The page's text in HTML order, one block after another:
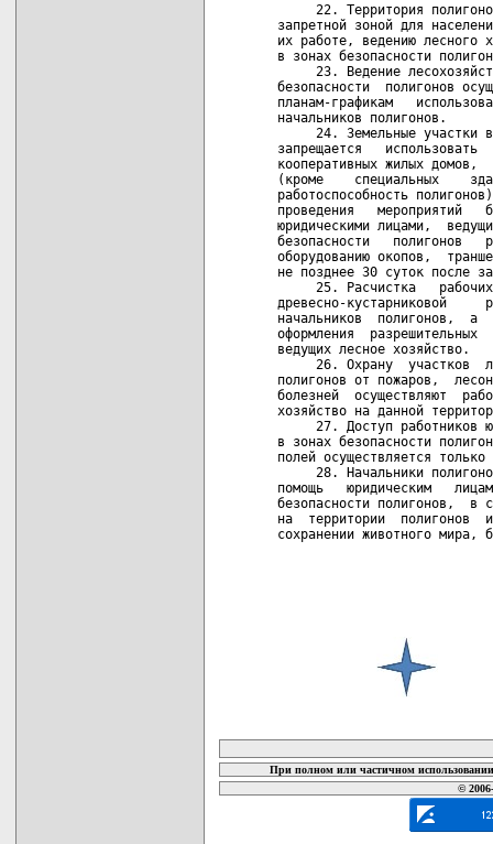
22. Территория
запретной зоной для
их работе, ведению лесного
в зонах безопасности
23. Ведение
безопасности  полигонов
планам-графикам
начальников полигонов.
24. Земельные участки
запрещается
кооперативных жилых домов,
(кроме    специальных
работоспособность
проведения   мероприятий
юридическими лицами,
безопасности   полигонов
оборудованию окопов,
не позднее 30 суток после
25. Расчистка
древесно-кустарниковой
начальников  полигонов,
оформления
ведущих лесное хозяйство.
26. Охрану  участков
полигонов от пожаров,
болезней  осуществляют
хозяйство на данной
27. Доступ работников
в зонах безопасности
полей осуществляется
28. Начальники
помощь   юридическим
безопасности полигонов,  в
на  территории  полигонов
сохранении животного мира,
При полном или частичном
©